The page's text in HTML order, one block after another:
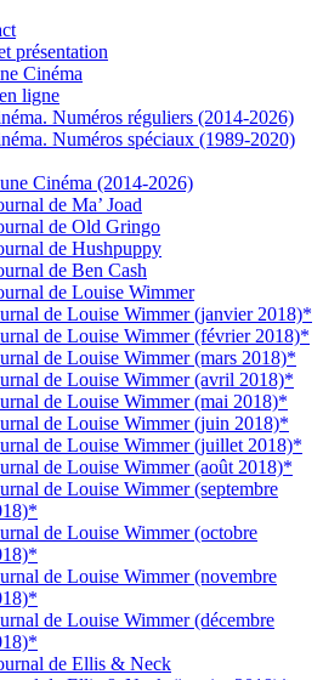
présentation
Cinéma
ligne
Numéros réguliers (2014-2026)
Numéros spéciaux (1989-2020)
Cinéma (2014-2026)
de Ma’ Joad
de Old Gringo
de Hushpuppy
de Ben Cash
de Louise Wimmer
de Louise Wimmer (janvier 2018)*
de Louise Wimmer (février 2018)*
de Louise Wimmer (mars 2018)*
de Louise Wimmer (avril 2018)*
de Louise Wimmer (mai 2018)*
de Louise Wimmer (juin 2018)*
de Louise Wimmer (juillet 2018)*
de Louise Wimmer (août 2018)*
de Louise Wimmer (septembre
de Louise Wimmer (octobre
de Louise Wimmer (novembre
de Louise Wimmer (décembre
de Ellis & Neck